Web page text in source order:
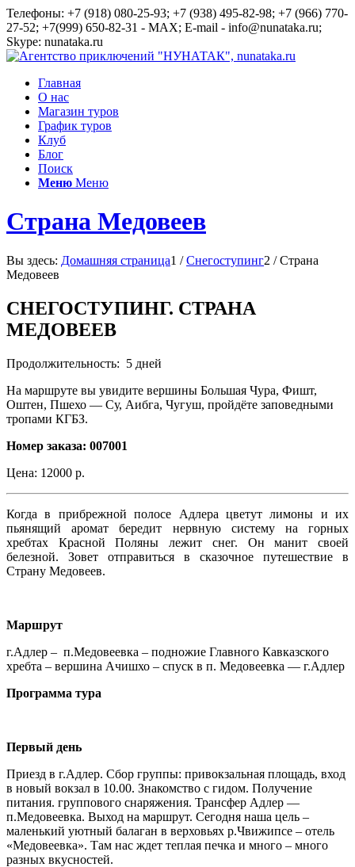
Телефоны: +7 (918) 080-25-93; +7 (938) 495-82-98; +7 (966) 770-
27-52; +7(999) 650-82-31 - MAX; E-mail - info@nunataka.ru;
Skype: nunataka.ru
Главная
О нас
Магазин туров
График туров
Клуб
Блог
Поиск
Меню Меню
Страна Медовеев
Вы здесь: Домашняя страница1 / Снегоступинг2 / Страна
Медовеев
СНЕГОСТУПИНГ. СТРАНА
МЕДОВЕЕВ
Продолжительность: 5 дней
На маршруте вы увидите вершины Большая Чура, Фишт,
Оштен, Пшехо — Су, Аибга, Чугуш, пройдёте заповедными
тропами КГБЗ.
Номер заказа: 007001
Цена: 12000 р.
Когда в прибрежной полосе Адлера цветут лимоны и их
пьянящий аромат бередит нервную систему на горных
хребтах Красной Поляны лежит снег. Он манит своей
белезной. Зовет отправиться в сказочное путешествие в
Страну Медовеев.
Маршрут
г.Адлер – п.Медовеевка – подножие Главного Кавказского
хребта – вершина Ачишхо – спуск в п. Медовеевка — г.Адлер
Программа тура
Первый день
Приезд в г.Адлер. Сбор группы: привокзальная площадь, вход
в новый вокзал в 10.00. Знакомство с гидом. Получение
питания. группового снаряжения. Трансфер Адлер —
п.Медовеевка. Выход на маршрут. Сегодня наша цель –
маленький уютный балаган в верховьях р.Чвижипсе – отель
«Медовеевка». Там нас ждет теплая печка и много – много
разных вкусностей.